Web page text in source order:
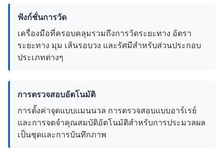
ฟังก์ชั่นการวัด
เครื่องมือที่ครอบคลุมรวมถึงการวัดระยะทาง อัตรา
ระยะทาง มุม เส้นรอบวง และรัศมีสำหรับส่วนประกอบ
ประเภทต่างๆ
การตรวจสอบอัตโนมัติ
การตั้งค่าจุดแบบแมนนวล การตรวจสอบแบบอาร์เรย์
และการจดจำคุณสมบัติอัตโนมัติสำหรับการประมวลผล
เป็นชุดและการบันทึกภาพ